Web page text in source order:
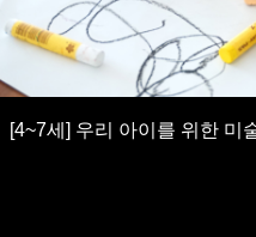
[4~7세] 우리 아이를 위한 미